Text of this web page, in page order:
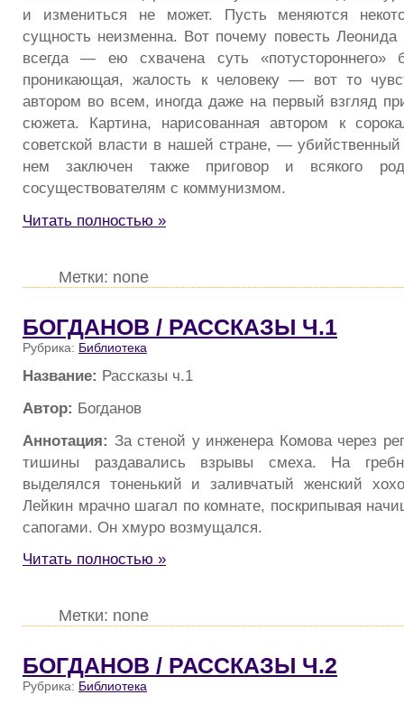
и измениться не может. Пусть меняются
сущность неизменна. Вот почему повесть Леонида
всегда — ею схвачена суть «потустороннего»
проникающая, жалость к человеку — вот то
автором во всем, иногда даже на первый взгляд
сюжета. Картина, нарисованная автором к
советской власти в нашей стране, —
нем заключен также приговор и всякого
сосуществователям с коммунизмом.
Читать полностью »
Метки: none
БОГДАНОВ / РАССКАЗЫ Ч.1
Рубрика: Библиотека
Название: Рассказы ч.1
Автор: Богданов
Аннотация: За стеной у инженера Комова через
тишины раздавались взрывы смеха. На
выделялся тоненький и заливчатый женский
Лейкин мрачно шагал по комнате, поскрипывая
сапогами. Он хмуро возмущался.
Читать полностью »
Метки: none
БОГДАНОВ / РАССКАЗЫ Ч.2
Рубрика: Библиотека